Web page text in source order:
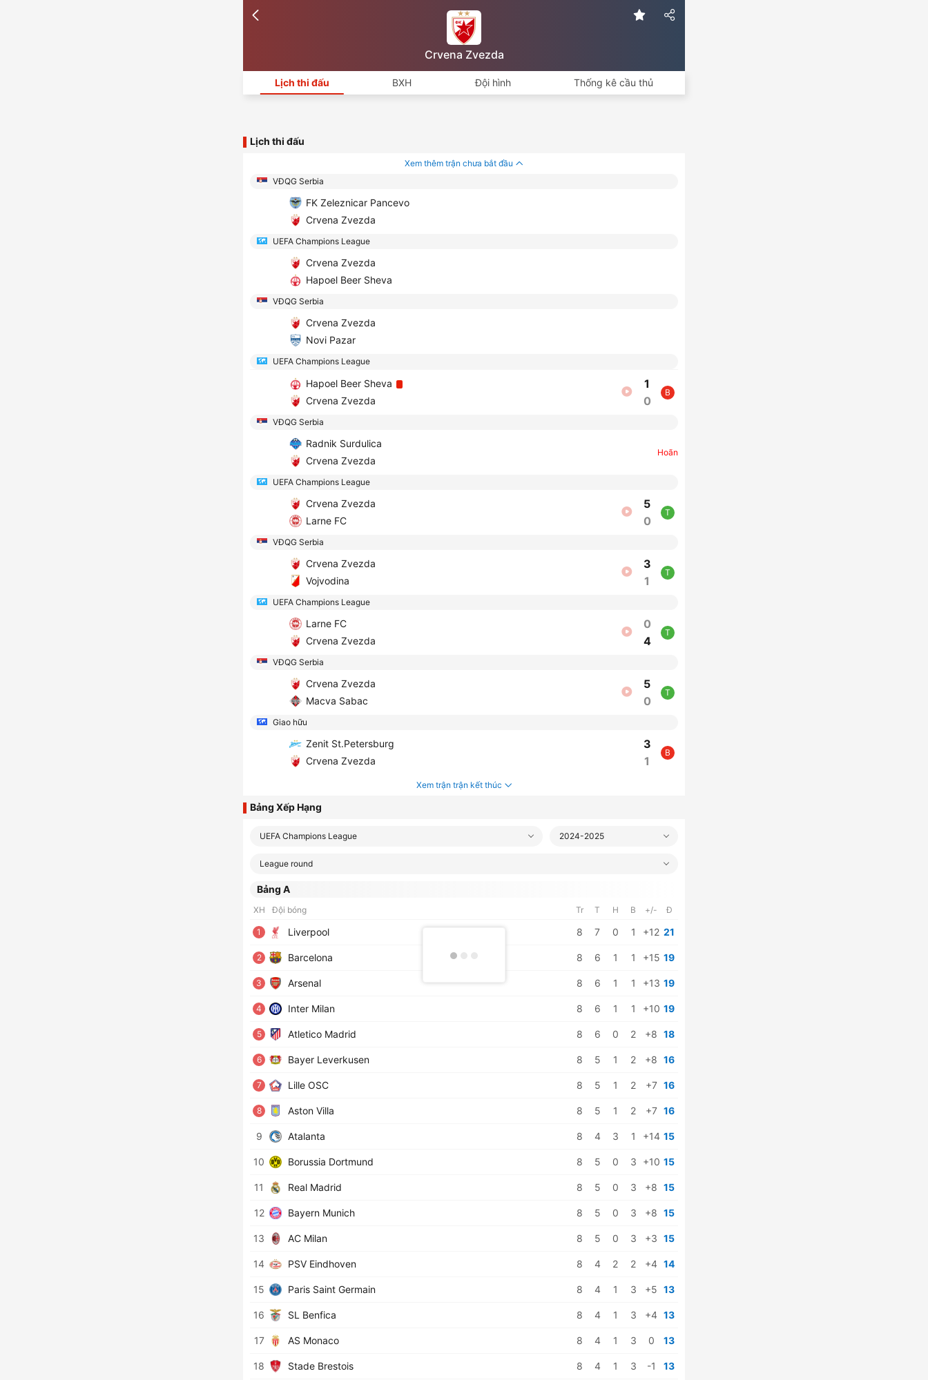
Crvena Zvezda
Lịch thi đấu BXH Đội hình Thống kê cầu thủ
Lịch thi đấu
Xem thêm trận chưa bắt đầu
VĐQG Serbia
FK Zeleznicar Pancevo
Crvena Zvezda
UEFA Champions League
Crvena Zvezda
Hapoel Beer Sheva
VĐQG Serbia
Crvena Zvezda
Novi Pazar
UEFA Champions League
Hapoel Beer Sheva
Crvena Zvezda
1
0
B
VĐQG Serbia
Radnik Surdulica
Crvena Zvezda
Hoãn
UEFA Champions League
Crvena Zvezda
Larne FC
5
0
T
VĐQG Serbia
Crvena Zvezda
Vojvodina
3
1
T
UEFA Champions League
Larne FC
Crvena Zvezda
0
4
T
VĐQG Serbia
Crvena Zvezda
Macva Sabac
5
0
T
Giao hữu
Zenit St.Petersburg
Crvena Zvezda
3
1
B
Xem trận trận kết thúc
Bảng Xếp Hạng
UEFA Champions League 2024-2025
League round
Bảng A
XH Đội bóng Tr T H B +/- Đ
1 Liverpool 8 7 0 1 +12 21
2 Barcelona 8 6 1 1 +15 19
3 Arsenal 8 6 1 1 +13 19
4 Inter Milan 8 6 1 1 +10 19
5 Atletico Madrid 8 6 0 2 +8 18
6 Bayer Leverkusen 8 5 1 2 +8 16
7 Lille OSC 8 5 1 2 +7 16
8 Aston Villa 8 5 1 2 +7 16
9 Atalanta 8 4 3 1 +14 15
10 Borussia Dortmund 8 5 0 3 +10 15
11 Real Madrid 8 5 0 3 +8 15
12 Bayern Munich 8 5 0 3 +8 15
13 AC Milan 8 5 0 3 +3 15
14 PSV Eindhoven 8 4 2 2 +4 14
15 Paris Saint Germain 8 4 1 3 +5 13
16 SL Benfica 8 4 1 3 +4 13
17 AS Monaco 8 4 1 3 0 13
18 Stade Brestois 8 4 1 3 -1 13